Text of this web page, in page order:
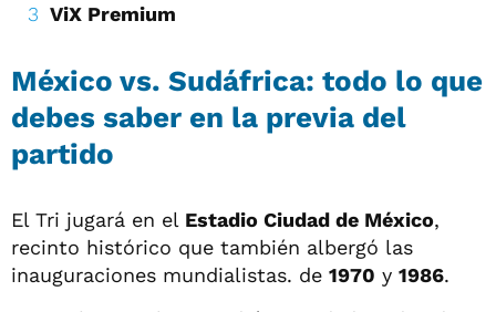
ViX Premium
México vs. Sudáfrica: todo lo que
debes saber en la previa del
partido
El Tri jugará en el Estadio Ciudad de México,
recinto histórico que también albergó las
inauguraciones mundialistas. de 1970 y 1986.